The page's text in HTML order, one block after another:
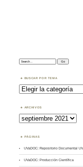
Search:
BUSCAR POR TEMA
Buscar
por
Tema
ARCHIVOS
Archivos
PÁGINAS
UVaDOC: Repositorio Documental
UVaDOC: Producción Científica